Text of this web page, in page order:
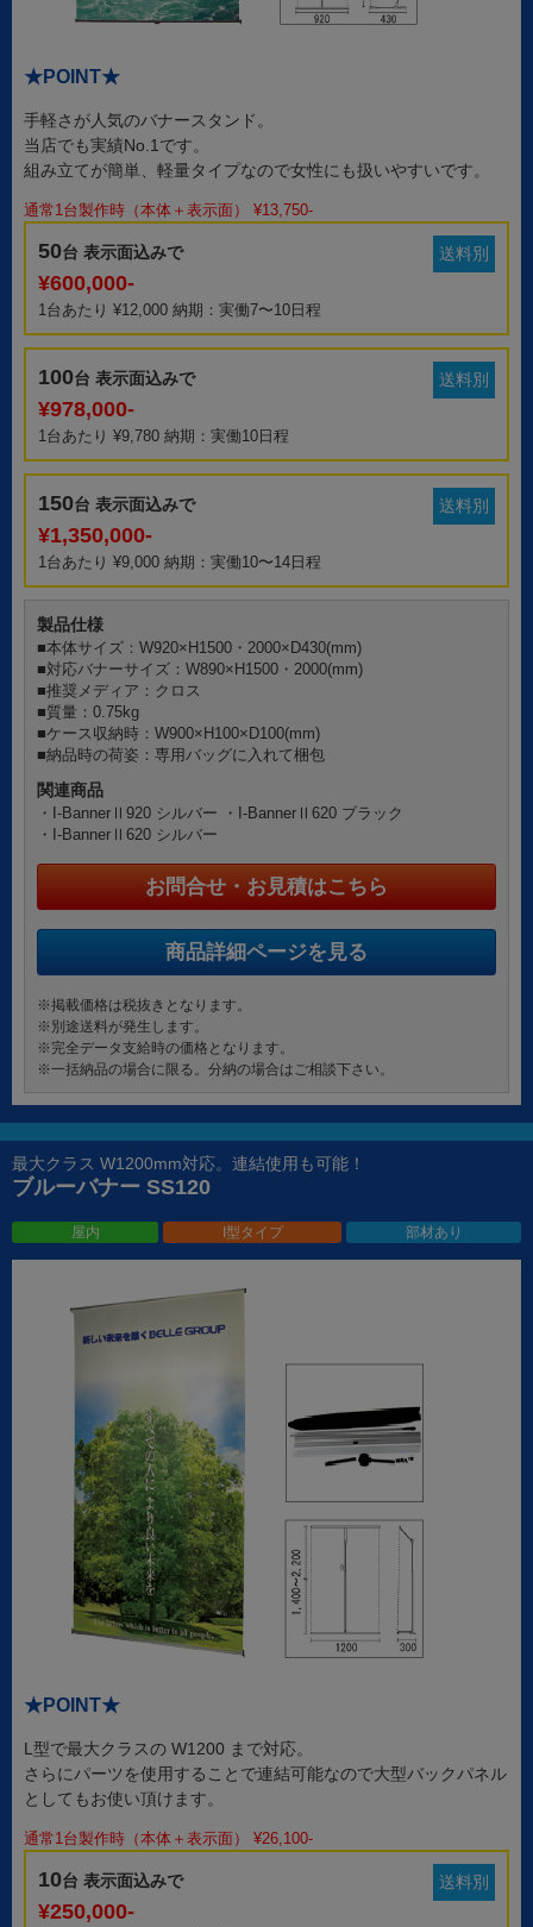
★POINT★
手軽さが人気のバナースタンド。
当店でも実績No.1です。
組み立てが簡単、軽量タイプなので女性にも扱いやすいです。
通常1台製作時（本体＋表示面） ¥13,750-
送料別
50台 表示面込みで
¥600,000-
1台あたり ¥12,000 納期：実働7〜10日程
送料別
100台 表示面込みで
¥978,000-
1台あたり ¥9,780 納期：実働10日程
送料別
150台 表示面込みで
¥1,350,000-
1台あたり ¥9,000 納期：実働10〜14日程
製品仕様
■本体サイズ：W920×H1500・2000×D430(mm)
■対応バナーサイズ：W890×H1500・2000(mm)
■推奨メディア：クロス
■質量：0.75kg
■ケース収納時：W900×H100×D100(mm)
■納品時の荷姿：専用バッグに入れて梱包
関連商品
・I-BannerⅡ920 シルバー
・I-BannerⅡ620 ブラック
・I-BannerⅡ620 シルバー
お問合せ・お見積はこちら
商品詳細ページを見る
※掲載価格は税抜きとなります。
※別途送料が発生します。
※完全データ支給時の価格となります。
※一括納品の場合に限る。分納の場合はご相談下さい。
最大クラス W1200mm対応。連結使用も可能！
ブルーバナー SS120
屋内 I型タイプ 部材あり
★POINT★
L型で最大クラスの W1200 まで対応。
さらにパーツを使用することで連結可能なので大型バックパネル
としてもお使い頂けます。
通常1台製作時（本体＋表示面） ¥26,100-
送料別
10台 表示面込みで
¥250,000-